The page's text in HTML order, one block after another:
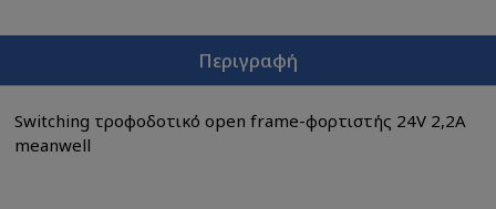
Περιγραφή
Switching τροφοδοτικό open frame-φορτιστής 24V 2,2A
meanwell